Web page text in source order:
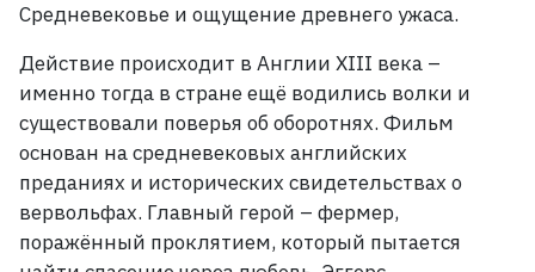
Средневековье и ощущение древнего ужаса.
Действие происходит в Англии XIII века –
именно тогда в стране ещё водились волки и
существовали поверья об оборотнях. Фильм
основан на средневековых английских
преданиях и исторических свидетельствах о
вервольфах. Главный герой – фермер,
поражённый проклятием, который пытается